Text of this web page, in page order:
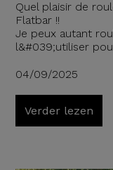
Quel plaisir de
Flatbar !!
Je peux autant
l&#039;utiliser
04/09/2025
Verder lezen